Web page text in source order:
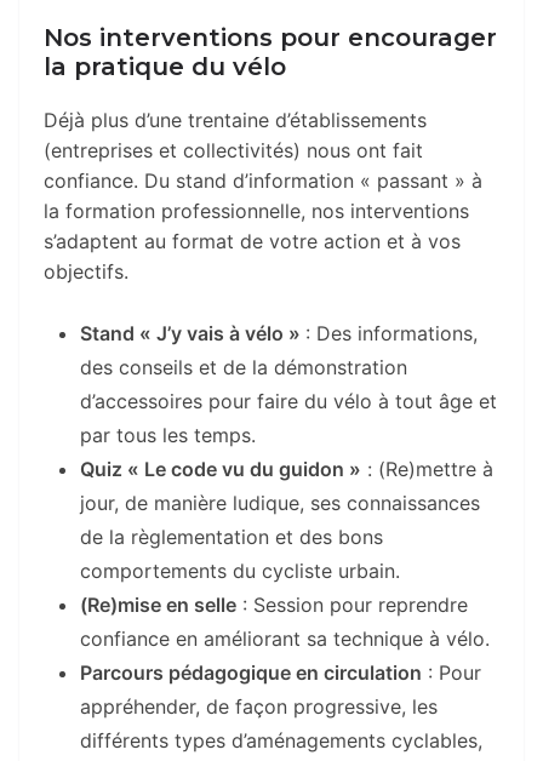
Nos interventions pour encourager
la pratique du vélo
Déjà plus d’une trentaine d’établissements
(entreprises et collectivités) nous ont fait
confiance. Du stand d’information « passant » à
la formation professionnelle, nos interventions
s’adaptent au format de votre action et à vos
objectifs.
Stand « J’y vais à vélo » : Des informations,
des conseils et de la démonstration
d’accessoires pour faire du vélo à tout âge et
par tous les temps.
Quiz « Le code vu du guidon » : (Re)mettre à
jour, de manière ludique, ses connaissances
de la règlementation et des bons
comportements du cycliste urbain.
(Re)mise en selle : Session pour reprendre
confiance en améliorant sa technique à vélo.
Parcours pédagogique en circulation : Pour
appréhender, de façon progressive, les
différents types d’aménagements cyclables,